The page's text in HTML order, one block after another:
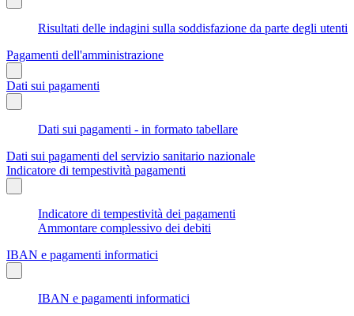
Risultati delle indagini sulla soddisfazione da parte degli utenti
Pagamenti dell'amministrazione
Dati sui pagamenti
Dati sui pagamenti - in formato tabellare
Dati sui pagamenti del servizio sanitario nazionale
Indicatore di tempestività pagamenti
Indicatore di tempestività dei pagamenti
Ammontare complessivo dei debiti
IBAN e pagamenti informatici
IBAN e pagamenti informatici